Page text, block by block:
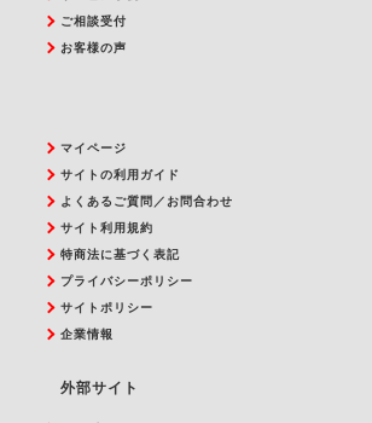
ご相談受付
お客様の声
マイページ
サイトの利用ガイド
よくあるご質問／お問合わせ
サイト利用規約
特商法に基づく表記
プライバシーポリシー
サイトポリシー
企業情報
外部サイト